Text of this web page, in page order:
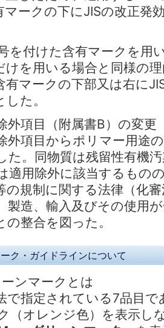
マークの下にJISの改正発
を付けた含有マークを用
けを用いる場合と同様の
有マークの下部又は右に
た。
外項目（附属書B）の変更
外項目からポリマー用途
た。同物質は残留性有機
適用除外に該当するもの
の規制に関する法律（化
製造、輸入及びその使用
整合を図った。
ク・ガイドラインについて
ンマークとは
で指定されている7品目
（オレンジ色）を表示し